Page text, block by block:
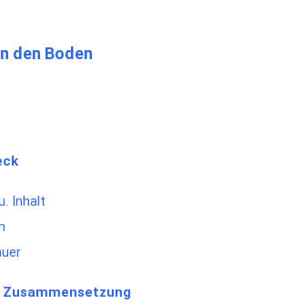
den Boden
Inhalt